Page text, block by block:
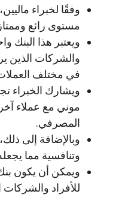
وفقًا لخبراء
مستوى رائع
ويعتبر هذا البنك
والشركات الذين
في مختلف
ويشارك الخبراء
موني مع عملاء
المصرفي.
وبالإضافة إلى
وتنافسية مما
ويمكن أن يكون
للأفراد والشركات